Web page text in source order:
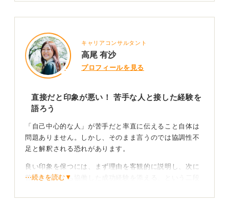
キャリアコンサルタント
高尾 有沙
プロフィールを見る
直接だと印象が悪い！ 苦手な人と接した経験を
語ろう
「自己中心的な人」が苦手だと率直に伝えること自体は
問題ありません。しかし、そのまま言うのでは協調性不
足と解釈される恐れがあります。
良い印象を保つには、まず理由を客観的に説明し、次に
苦手な相手とも協働した成功経験を添える、という二段
⋯続きを読む▼